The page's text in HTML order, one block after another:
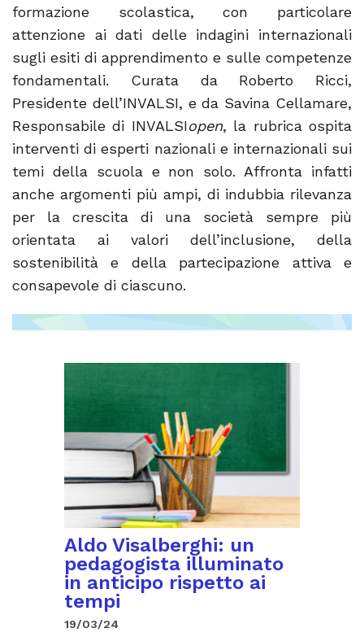
formazione scolastica, con particolare
attenzione ai dati delle indagini internazionali
sugli esiti di apprendimento e sulle competenze
fondamentali. Curata da Roberto Ricci,
Presidente dell’INVALSI, e da Savina Cellamare,
Responsabile di INVALSIopen, la rubrica ospita
interventi di esperti nazionali e internazionali sui
temi della scuola e non solo. Affronta infatti
anche argomenti più ampi, di indubbia rilevanza
per la crescita di una società sempre più
orientata ai valori dell’inclusione, della
sostenibilità e della partecipazione attiva e
consapevole di ciascuno.
Aldo Visalberghi: un
pedagogista illuminato
in anticipo rispetto ai
tempi
19/03/24